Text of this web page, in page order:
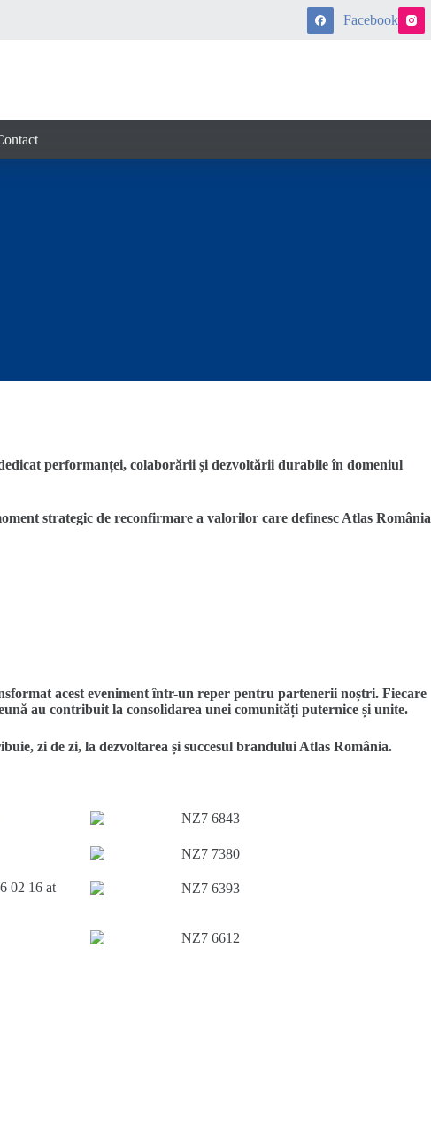
Facebook
performanței, colaborării și dezvoltării durabile în domeniul
strategic de reconfirmare a valorilor care definesc Atlas România
acest eveniment într-un reper pentru partenerii noștri. Fiecare
au contribuit la consolidarea unei comunități puternice și unite.
zi de zi, la dezvoltarea și succesul brandului Atlas România.